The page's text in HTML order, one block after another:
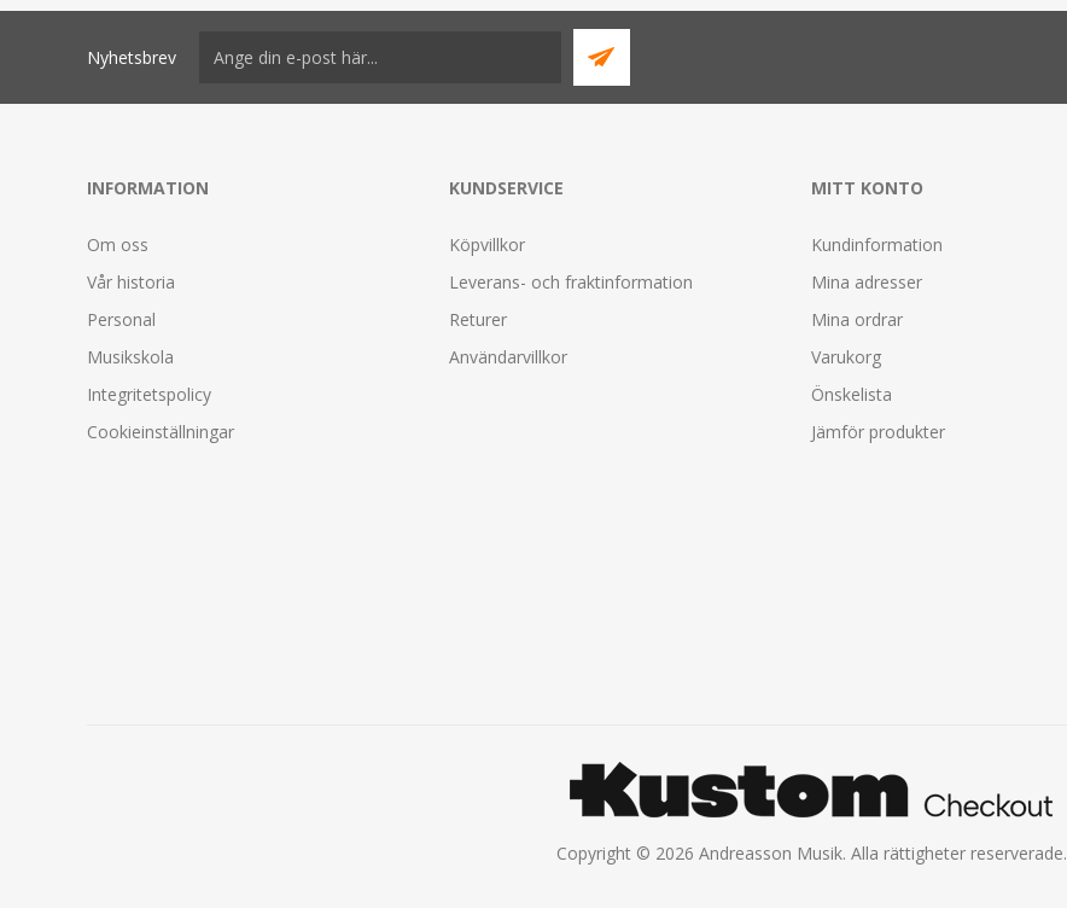
Nyhetsbrev
INFORMATION
Om oss
Vår historia
Personal
Musikskola
Integritetspolicy
Cookieinställningar
KUNDSERVICE
Köpvillkor
Leverans- och fraktinformation
Returer
Användarvillkor
MITT KONTO
Kundinformation
Mina adresser
Mina ordrar
Varukorg
Önskelista
Jämför produkter
Copyright © 2026 Andreasson Musik. Alla rättigheter reserverade.